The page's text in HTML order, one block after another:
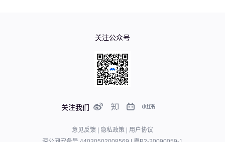
关注我们
关注公众号
意见反馈 隐私政策
用户协议